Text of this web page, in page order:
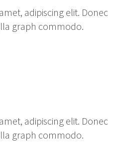
adipiscing elit. Donec
graph commodo.
adipiscing elit. Donec
graph commodo.